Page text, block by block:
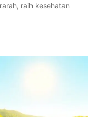
raih kesehatan